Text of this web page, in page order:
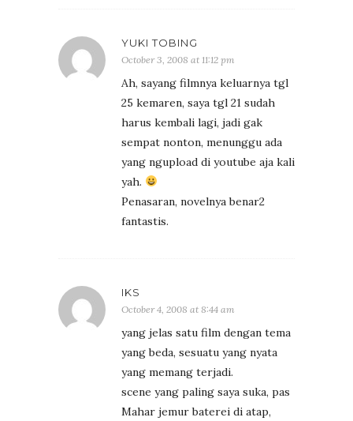
YUKI TOBING
October 3, 2008 at 11:12 pm
Ah, sayang filmnya keluarnya tgl
25 kemaren, saya tgl 21 sudah
harus kembali lagi, jadi gak
sempat nonton, menunggu ada
yang ngupload di youtube aja kali
yah.
Penasaran, novelnya benar2
fantastis.
IKS
October 4, 2008 at 8:44 am
yang jelas satu film dengan tema
yang beda, sesuatu yang nyata
yang memang terjadi.
scene yang paling saya suka, pas
Mahar jemur baterei di atap,